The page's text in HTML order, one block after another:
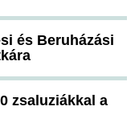
és Beruházási
zsaluziákkal a